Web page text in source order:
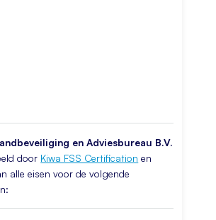
en Adviesbureau B.V.
door Kiwa FSS Certification en
alle eisen voor de volgende